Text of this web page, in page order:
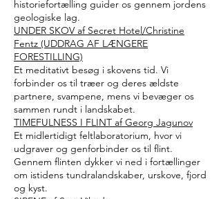
historiefortælling guider os gennem jordens
geologiske lag.
UNDER SKOV af Secret Hotel/Christine
Fentz (UDDRAG AF LÆNGERE
FORESTILLING)
Et meditativt besøg i skovens tid. Vi
forbinder os til træer og deres ældste
partnere, svampene, mens vi bevæger os
sammen rundt i landskabet.
TIMEFULNESS I FLINT af Georg Jagunov
Et midlertidigt feltlaboratorium, hvor vi
udgraver og genforbinder os til flint.
Gennem flinten dykker vi ned i fortællinger
om istidens tundralandskaber, urskove, fjord
og kyst.